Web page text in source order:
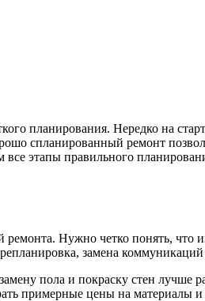
планирования. Нередко на
спланированный ремонт
этапы правильного
Нужно четко понять, что
замена
пола и покраску стен лучше
примерные цены на материалы